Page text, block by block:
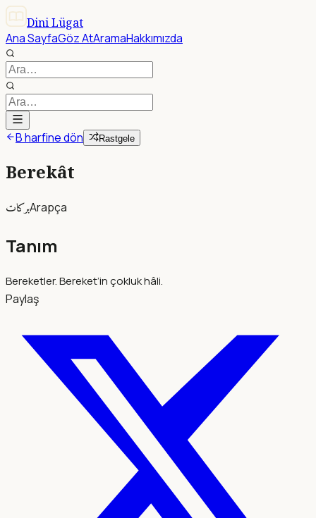
Dini Lügat
Ana SayfaGöz AtAramaHakkımızda
B harfine dön Rastgele
Berekât
بركاتArapça
Tanım
Bereketler. Bereket’in çokluk hâli.
Paylaş